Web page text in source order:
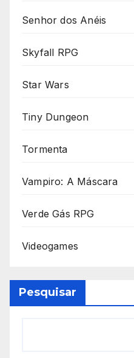
Senhor dos Anéis
Skyfall RPG
Star Wars
Tiny Dungeon
Tormenta
Vampiro: A Máscara
Verde Gás RPG
Videogames
Pesquisar